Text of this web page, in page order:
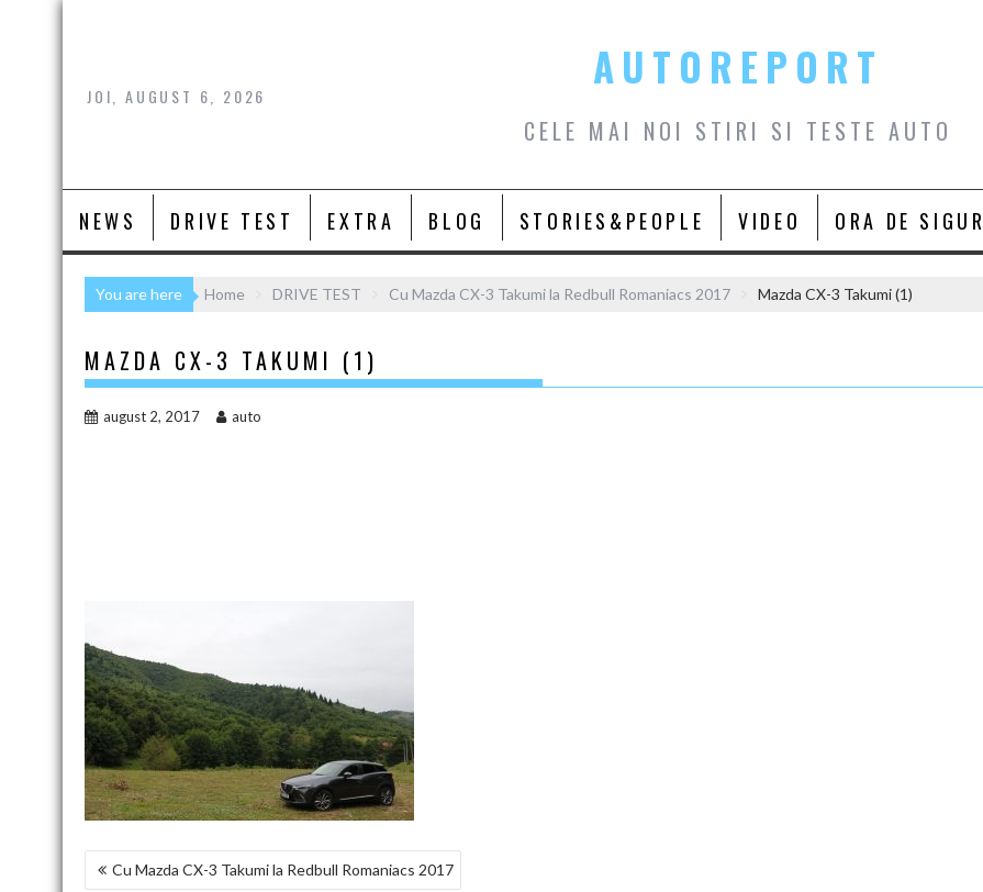
Skip
JOI, AUGUST 6, 2026
AUTOREPORT
CELE MAI NOI STIRI SI TESTE AUTO
NEWS DRIVE TEST EXTRA BLOG STORIES&PEOPLE VIDEO ORA DE
You are here Home DRIVE TEST Cu Mazda CX-3 Takumi la Redbull Romaniacs 2017 Mazda CX-3 Takumi (1)
MAZDA CX-3 TAKUMI (1)
august 2, 2017 auto
NAVIGARE
Cu Mazda CX-3 Takumi la Redbull Romaniacs 2017